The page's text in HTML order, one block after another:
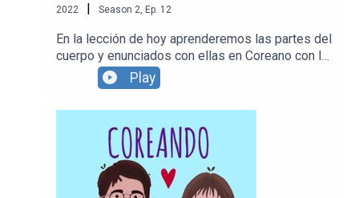
2022
| Season 2, Ep. 12
En la lección de hoy aprenderemos las partes del
cuerpo y enunciados con ellas en Coreano con la
ayuda de personas nativas en Español y Coreano.
Apoyanos para seguir creando contenido y
continuar con
Coreando:https://supporter.acast.com/coreandoD
escarga el pdf de la lección en el siguiente link
:https://drive.google.com/file/d/1NrfihF_Ax9LCVI
KXyTArpvo30DQFArj2/view?
usp=sharingRecuerda seguirnos en todas
Play